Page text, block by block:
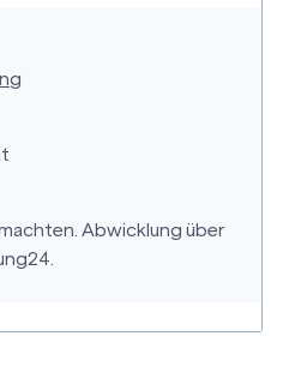
Abwicklung über